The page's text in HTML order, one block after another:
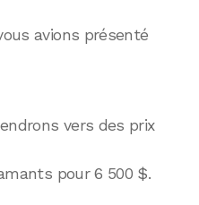
avions présenté
vers des prix
pour 6 500 $.